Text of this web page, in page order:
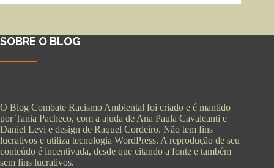
SOBRE O BLOG
O Blog Combate Racismo Ambiental foi criado e é mantido
por Tania Pacheco, com a ajuda de Ana Paula Cavalcanti e
Daniel Levi e design de Raquel Cordeiro. Não tem fins
lucrativos e utiliza tecnologia WordPress. A reprodução de seu
conteúdo é incentivada, desde que citando a fonte e também
sem fins lucrativos.